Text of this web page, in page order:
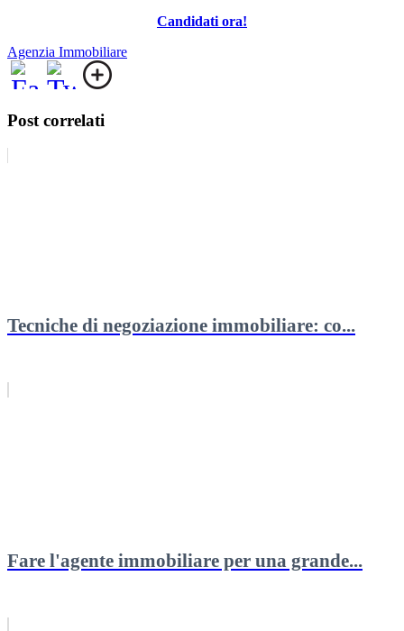
Candidati ora!
Agenzia Immobiliare
Post correlati
Tecniche di negoziazione immobiliare: co...
Fare l'agente immobiliare per una grande...